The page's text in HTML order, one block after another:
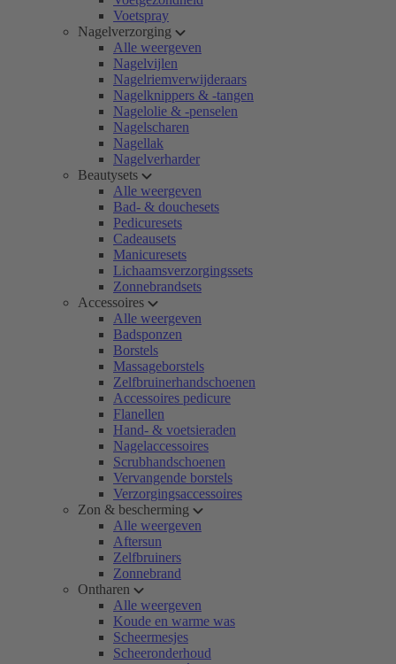
Voetspray
Nagelverzorging
Alle weergeven
Nagelvijlen
Nagelriemverwijderaars
Nagelknippers & -tangen
Nagelolie & -penselen
Nagelscharen
Nagellak
Nagelverharder
Beautysets
Alle weergeven
Bad- & douchesets
Pedicuresets
Cadeausets
Manicuresets
Lichaamsverzorgingssets
Zonnebrandsets
Accessoires
Alle weergeven
Badsponzen
Borstels
Massageborstels
Zelfbruinerhandschoenen
Accessoires pedicure
Flanellen
Hand- & voetsieraden
Nagelaccessoires
Scrubhandschoenen
Vervangende borstels
Verzorgingsaccessoires
Zon & bescherming
Alle weergeven
Aftersun
Zelfbruiners
Zonnebrand
Ontharen
Alle weergeven
Koude en warme was
Scheermesjes
Scheeronderhoud